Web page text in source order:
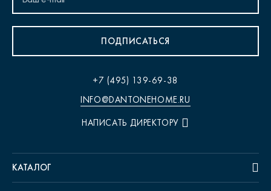
ПОДПИСАТЬСЯ
+7 (495) 139-69-38
INFO@DANTONEHOME.RU
НАПИСАТЬ ДИРЕКТОРУ
КАТАЛОГ